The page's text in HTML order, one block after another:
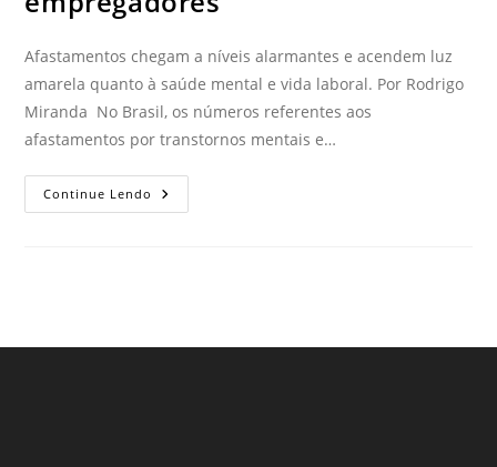
Afastamentos chegam a níveis alarmantes e acendem luz
amarela quanto à saúde mental e vida laboral. Por Rodrigo
Miranda No Brasil, os números referentes aos
afastamentos por transtornos mentais e…
Continue Lendo